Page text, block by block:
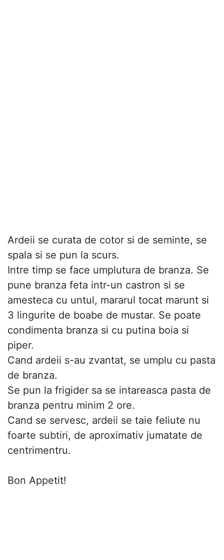
Ardeii se curata de cotor si de seminte, se
spala si se pun la scurs.
Intre timp se face umplutura de branza. Se
pune branza feta intr-un castron si se
amesteca cu untul, mararul tocat marunt si
3 lingurite de boabe de mustar. Se poate
condimenta branza si cu putina boia si
piper.
Cand ardeii s-au zvantat, se umplu cu pasta
de branza.
Se pun la frigider sa se intareasca pasta de
branza pentru minim 2 ore.
Cand se servesc, ardeii se taie feliute nu
foarte subtiri, de aproximativ jumatate de
centrimentru.
Bon Appetit!